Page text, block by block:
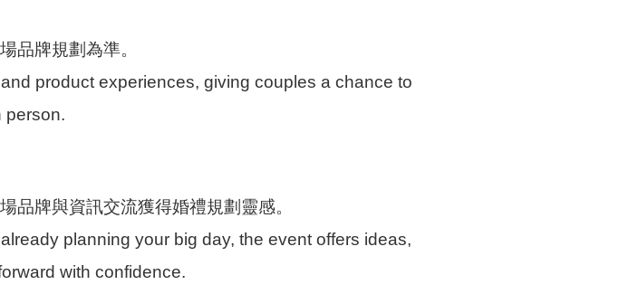
品牌規劃為準。
product experiences, giving couples a chance to
person.
品牌與資訊交流獲得婚禮規劃靈感。
planning your big day, the event offers ideas,
with confidence.